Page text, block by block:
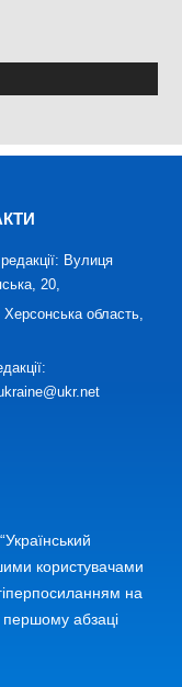
Вулиця
20,
область,
користувачами
на
абзаці